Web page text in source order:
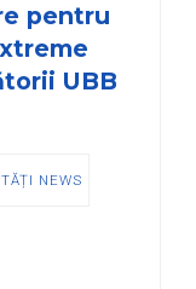
pentru
UBB
NEWS